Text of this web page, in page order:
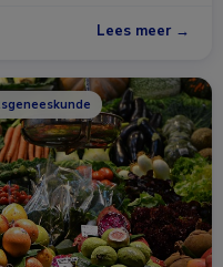
Lees meer →